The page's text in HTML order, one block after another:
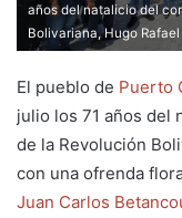
años del natalicio del
Bolivariana, Hugo
El pueblo de Puerto
julio los 71 años del
de la Revolución
con una ofrenda
Juan Carlos